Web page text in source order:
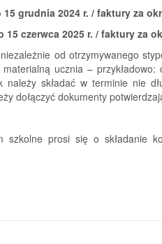
grudnia 2024 r. / faktury za
czerwca 2025 r. / faktury za
od otrzymywanego
ucznia –
należy składać w terminie nie
dołączyć dokumenty
szkolne prosi się o składanie